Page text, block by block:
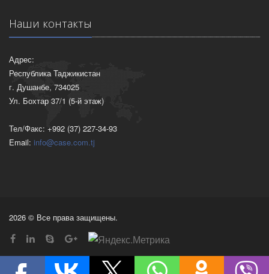
Наши контакты
Адрес:
Республика Таджикистан
г. Душанбе, 734025
Ул. Бохтар 37/1 (5-й этаж)
Тел/Факс: +992 (37) 227-34-93
Email: info@case.com.tj
2026 © Все права защищены.